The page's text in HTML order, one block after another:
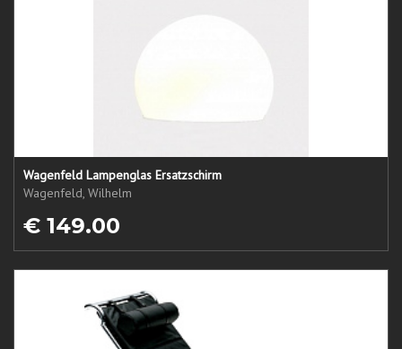
Wagenfeld Lampenglas Ersatzschirm
Wagenfeld, Wilhelm
€ 149.00